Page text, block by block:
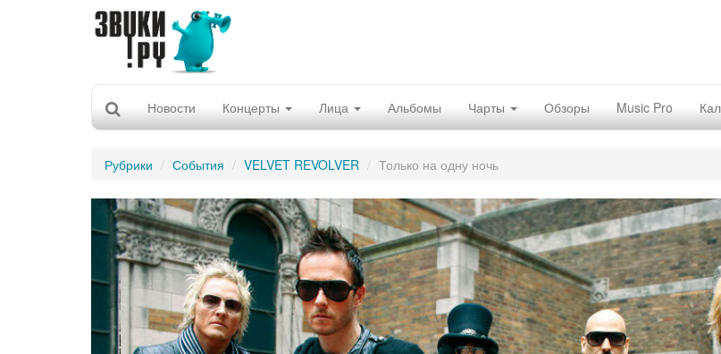
Новости Концерты Лица Альбомы Чарты Обзоры Music Pro
Рубрики События VELVET REVOLVER Только на одну ночь